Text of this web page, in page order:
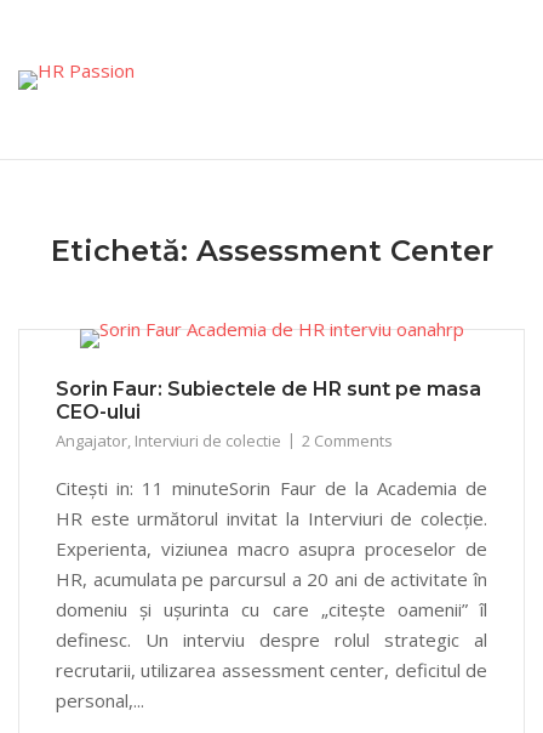
content
Etichetă: Assessment Center
Sorin Faur: Subiectele de HR sunt pe masa
CEO-ului
Angajator, Interviuri de colectie 2 Comments
Citești in: 11 minuteSorin Faur de la Academia de
HR este următorul invitat la Interviuri de colecție.
Experienta, viziunea macro asupra proceselor de
HR, acumulata pe parcursul a 20 ani de activitate în
domeniu și ușurinta cu care „citește oamenii” îl
definesc. Un interviu despre rolul strategic al
recrutarii, utilizarea assessment center, deficitul de
personal,...